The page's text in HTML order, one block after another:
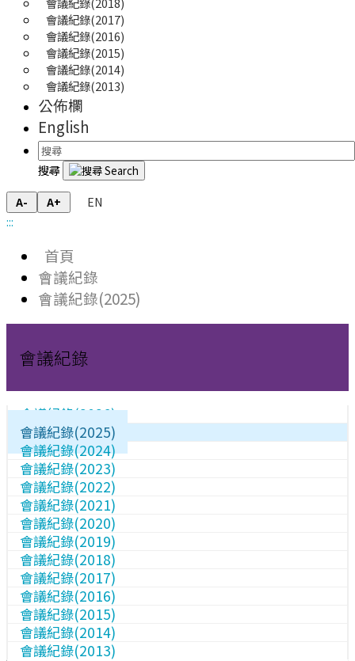
會議紀錄(2017)
會議紀錄(2016)
會議紀錄(2015)
會議紀錄(2014)
會議紀錄(2013)
公佈欄
English
搜尋
A- A+
EN
:::
首頁
會議紀錄
會議紀錄(2025)
會議紀錄
會議紀錄(2026)
會議紀錄(2025)
會議紀錄(2024)
會議紀錄(2023)
會議紀錄(2022)
會議紀錄(2021)
會議紀錄(2020)
會議紀錄(2019)
會議紀錄(2018)
會議紀錄(2017)
會議紀錄(2016)
會議紀錄(2015)
會議紀錄(2014)
會議紀錄(2013)